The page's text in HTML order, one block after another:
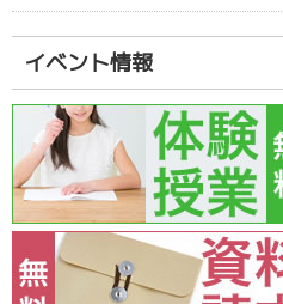
イベント情報